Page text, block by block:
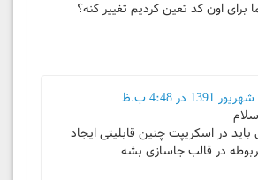
برای اون کد تعین کردیم تغییر کنه؟
باید در اسکریپت چنین قابلیتی ایجاد
در قالب جاسازی بشه